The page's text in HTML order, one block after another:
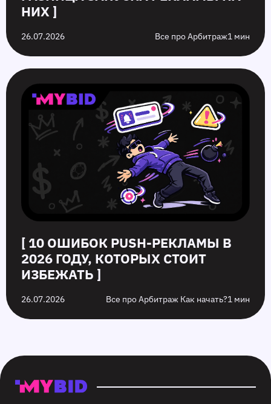
НИХ ]
26.07.2026 Все про Арбитраж1 мин
[ 10 ОШИБОК PUSH‑РЕКЛАМЫ В
2026 ГОДУ, КОТОРЫХ СТОИТ
ИЗБЕЖАТЬ ]
26.07.2026 Все про Арбитраж Как начать?1 мин